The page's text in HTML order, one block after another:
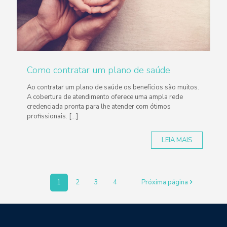
Como contratar um plano de saúde
Ao contratar um plano de saúde os benefícios são muitos.
A cobertura de atendimento oferece uma ampla rede
credenciada pronta para lhe atender com ótimos
profissionais. […]
LEIA MAIS
1 2 3 4 Próxima página